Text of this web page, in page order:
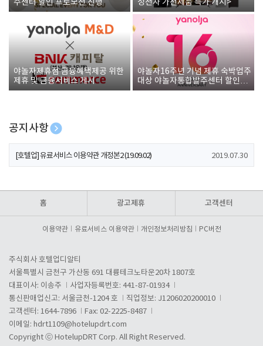
주센터 할인 프로모션 진행
성전자 가전제품 특가 개시>
야놀자제휴점 금융혜택제공 위한
제휴 및 금융서비스 게시
야놀자16주년 기념 제휴 숙박업주
대상 야놀자통합발주센터 할인쿠
폰 증정
공지사항
[호텔업] 개인정보 처리방침 개정본1 (19.09.02)
[호텔업] 유료서비스 이용약관 개정본2 (19.09.02) 2019.07.30
홈 광고제휴 고객센터
이용약관 유료서비스 이용약관 개인정보처리방침 PC버전
주식회사 호텔업디알티
서울특별시 금천구 가산동 691 대륭테크노타운20차 1807호
대표이사: 이송주
사업자등록번호: 441-87-01934
통신판매업신고: 서울금천-1204 호
직업정보: J1206020200010
고객센터: 1644-7896
Fax: 02-2225-8487
이메일: hdrt1109@hotelupdrt.com
Copyright ⓒ HotelupDRT Corp. All Right Reserved.